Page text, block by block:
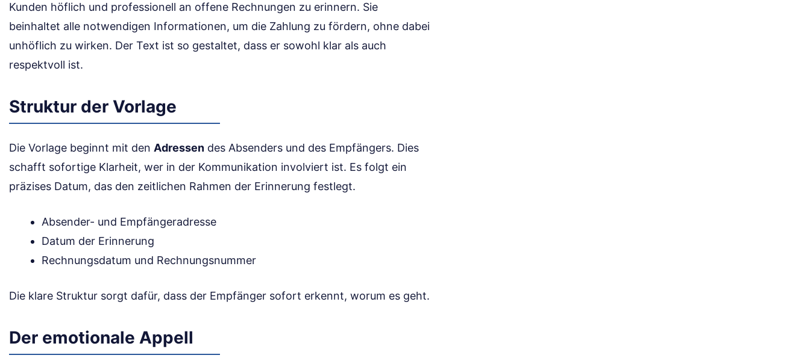
Kunden höflich und professionell an offene Rechnungen zu erinnern. Sie
beinhaltet alle notwendigen Informationen, um die Zahlung zu fördern, ohne dabei
unhöflich zu wirken. Der Text ist so gestaltet, dass er sowohl klar als auch
respektvoll ist.
Struktur der Vorlage
Die Vorlage beginnt mit den Adressen des Absenders und des Empfängers. Dies
schafft sofortige Klarheit, wer in der Kommunikation involviert ist. Es folgt ein
präzises Datum, das den zeitlichen Rahmen der Erinnerung festlegt.
Absender- und Empfängeradresse
Datum der Erinnerung
Rechnungsdatum und Rechnungsnummer
Die klare Struktur sorgt dafür, dass der Empfänger sofort erkennt, worum es geht.
Der emotionale Appell